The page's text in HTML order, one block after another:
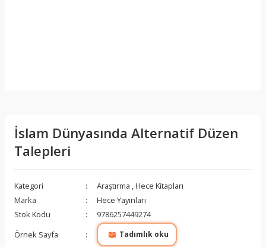
İslam Dünyasında Alternatif Düzen
Talepleri
Kategori Araştırma ,Hece Kitapları
Marka
Hece Yayınları
Stok Kodu
9786257449274
Örnek Sayfa
📖 Tadımlık oku